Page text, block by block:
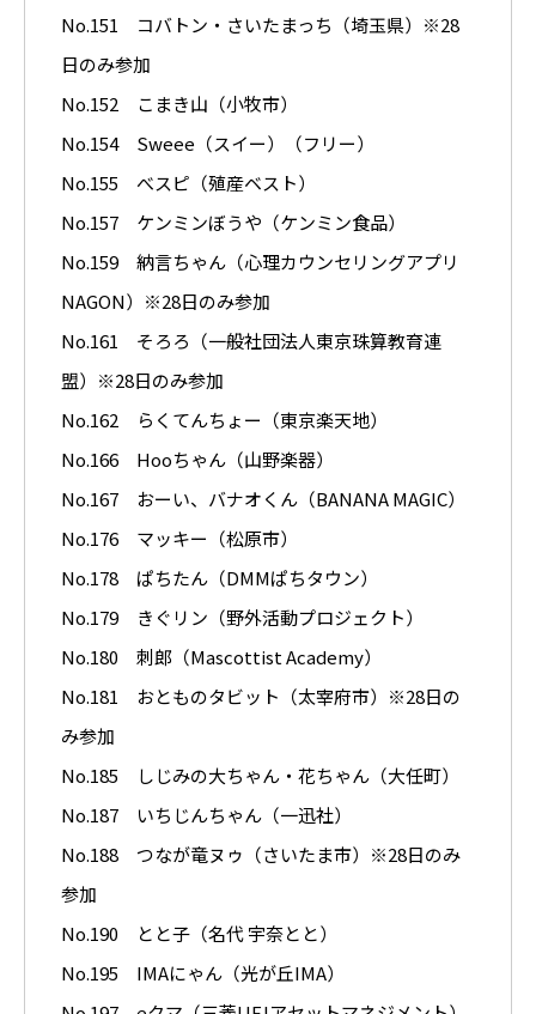
No.151 コバトン・さいたまっち（埼玉県）※28
日のみ参加
No.152 こまき山（小牧市）
No.154 Sweee（スイー）（フリー）
No.155 べスピ（殖産ベスト）
No.157 ケンミンぼうや（ケンミン食品）
No.159 納言ちゃん（心理カウンセリングアプリ
NAGON）※28日のみ参加
No.161 そろろ（一般社団法人東京珠算教育連
盟）※28日のみ参加
No.162 らくてんちょー（東京楽天地）
No.166 Hooちゃん（山野楽器）
No.167 おーい、バナオくん（BANANA MAGIC）
No.176 マッキー（松原市）
No.178 ぱちたん（DMMぱちタウン）
No.179 きぐリン（野外活動プロジェクト）
No.180 刺郎（Mascottist Academy）
No.181 おとものタビット（太宰府市）※28日の
み参加
No.185 しじみの大ちゃん・花ちゃん（大任町）
No.187 いちじんちゃん（一迅社）
No.188 つなが竜ヌゥ（さいたま市）※28日のみ
参加
No.190 とと子（名代 宇奈とと）
No.195 IMAにゃん（光が丘IMA）